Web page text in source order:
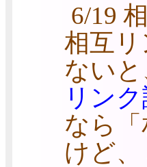
6/19
相互
ない
リン
なら
けど